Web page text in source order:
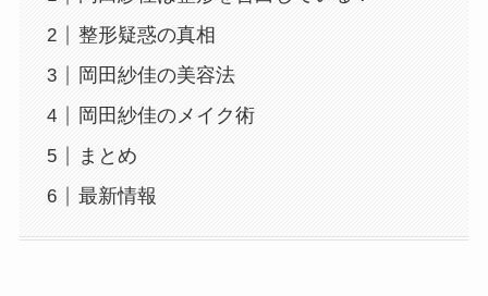
整形疑惑の真相
岡田紗佳の美容法
岡田紗佳のメイク術
まとめ
最新情報